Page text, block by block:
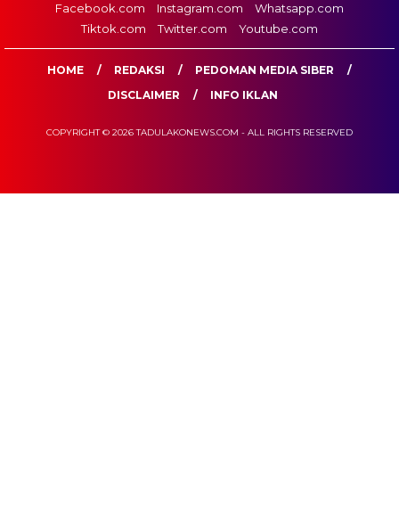
Facebook.com
Instagram.com
Whatsapp.com
Tiktok.com
Twitter.com Youtube.com
HOME REDAKSI
PEDOMAN MEDIA SIBER
DISCLAIMER
INFO IKLAN
COPYRIGHT © 2026 TADULAKONEWS.COM - ALL RIGHTS RESERVED